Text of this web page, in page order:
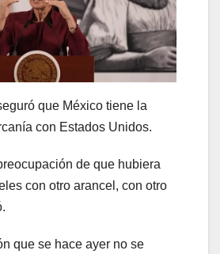
que México tiene la
con Estados Unidos.
de que hubiera
con otro arancel, con otro
que se hace ayer no se